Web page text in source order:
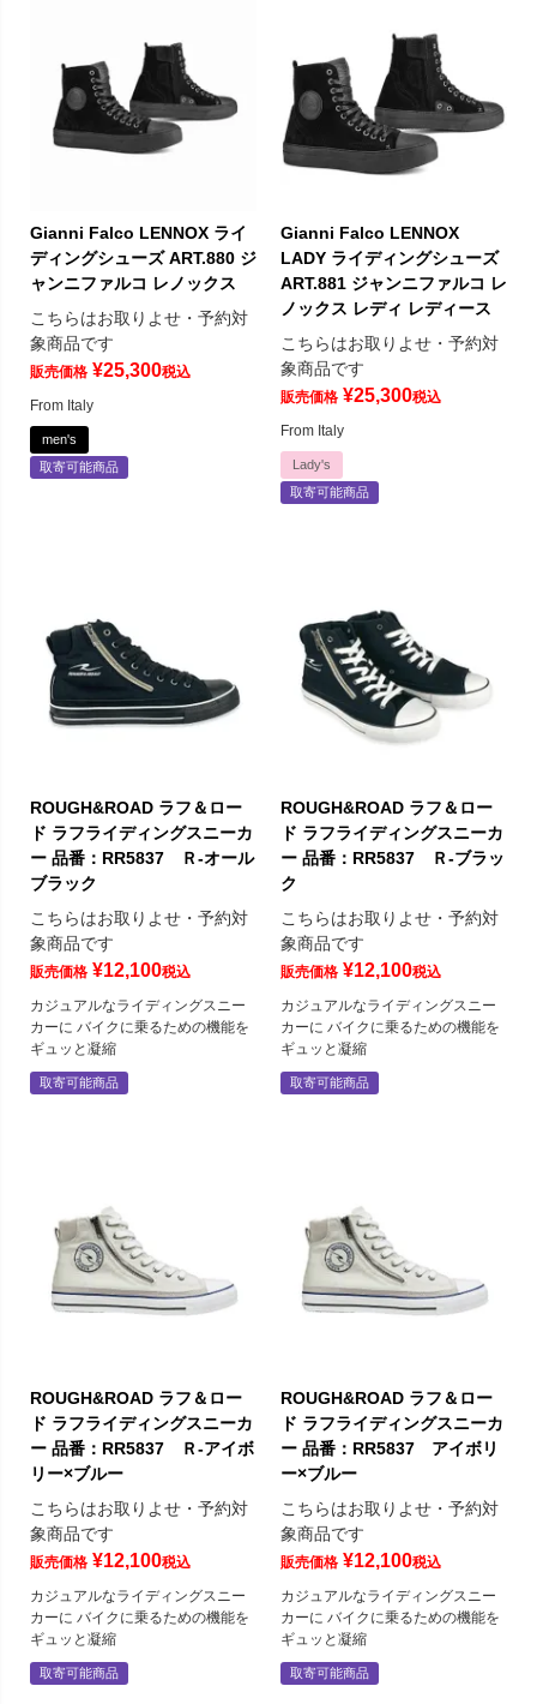
Gianni Falco LENNOX ライ
ディングシューズ ART.880 ジ
ャンニファルコ レノックス
こちらはお取りよせ・予約対
象商品です
販売価格 ¥25,300税込
From Italy
men's
取寄可能商品
Gianni Falco LENNOX
LADY ライディングシューズ
ART.881 ジャンニファルコ レ
ノックス レディ レディース
こちらはお取りよせ・予約対
象商品です
販売価格 ¥25,300税込
From Italy
Lady's
取寄可能商品
ROUGH&ROAD ラフ＆ロー
ド ラフライディングスニーカ
ー 品番：RR5837 Ｒ-オール
ブラック
こちらはお取りよせ・予約対
象商品です
販売価格 ¥12,100税込
カジュアルなライディングスニー
カーに バイクに乗るための機能を
ギュッと凝縮
取寄可能商品
ROUGH&ROAD ラフ＆ロー
ド ラフライディングスニーカ
ー 品番：RR5837 Ｒ-ブラッ
ク
こちらはお取りよせ・予約対
象商品です
販売価格 ¥12,100税込
カジュアルなライディングスニー
カーに バイクに乗るための機能を
ギュッと凝縮
取寄可能商品
ROUGH&ROAD ラフ＆ロー
ド ラフライディングスニーカ
ー 品番：RR5837 Ｒ-アイボ
リー×ブルー
こちらはお取りよせ・予約対
象商品です
販売価格 ¥12,100税込
カジュアルなライディングスニー
カーに バイクに乗るための機能を
ギュッと凝縮
取寄可能商品
ROUGH&ROAD ラフ＆ロー
ド ラフライディングスニーカ
ー 品番：RR5837 アイボリ
ー×ブルー
こちらはお取りよせ・予約対
象商品です
販売価格 ¥12,100税込
カジュアルなライディングスニー
カーに バイクに乗るための機能を
ギュッと凝縮
取寄可能商品